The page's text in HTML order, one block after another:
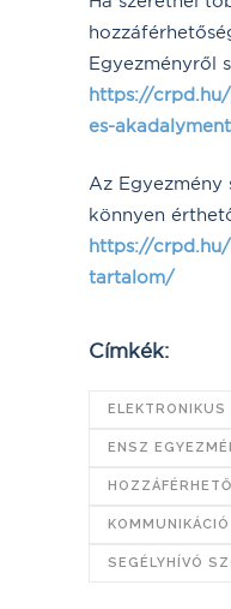
Egyezményről
https://
es-
Az
könnyen
https://
tartalom/
Címkék:
ELEKTRONIKUS
ENSZ
KOMMUNIKÁCIÓ
SEGÉLYHÍVÓ